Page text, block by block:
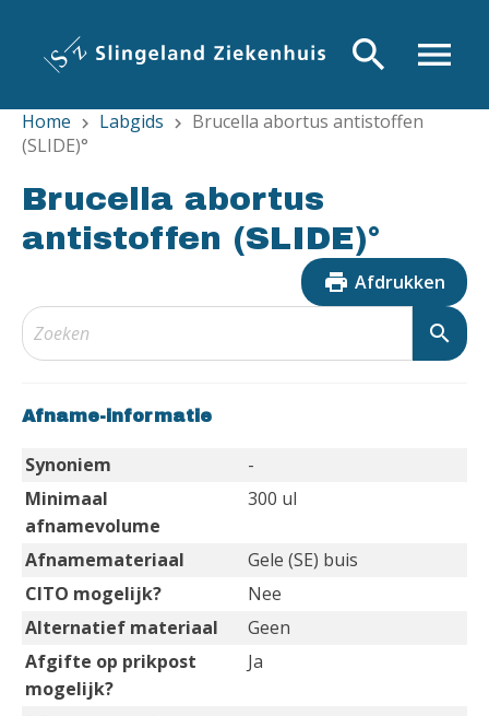
inhoud
gaan
menu
search
Home chevron_right Labgids chevron_right
Brucella abortus antistoffen
(SLIDE)°
Brucella abortus
antistoffen (SLIDE)°
print Afdrukken
search
Afname-informatie
Synoniem
-
Minimaal
afnamevolume
300 ul
Afnamemateriaal
Gele (SE) buis
CITO mogelijk?
Nee
Alternatief materiaal
Geen
Afgifte op prikpost
mogelijk?
Ja